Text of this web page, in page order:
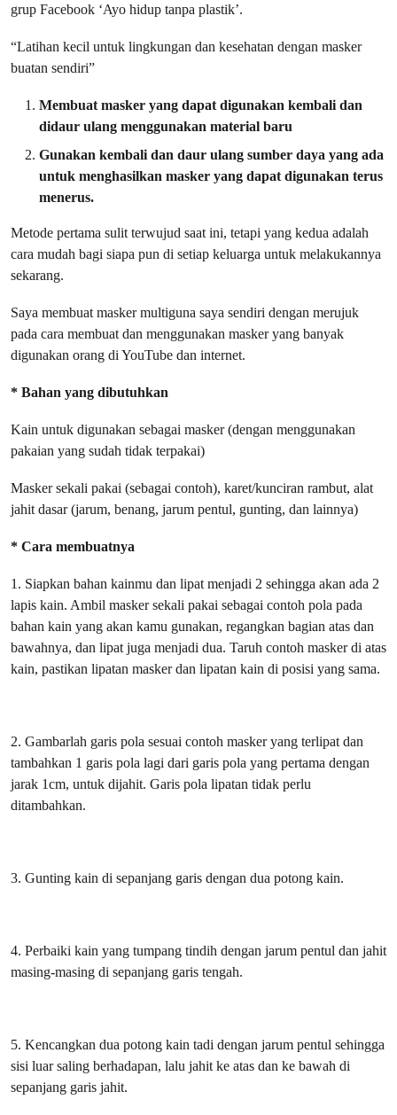
grup Facebook ‘Ayo hidup tanpa plastik’.
“Latihan kecil untuk lingkungan dan kesehatan dengan masker
buatan sendiri”
Membuat masker yang dapat digunakan kembali dan
didaur ulang menggunakan material baru
Gunakan kembali dan daur ulang sumber daya yang ada
untuk menghasilkan masker yang dapat digunakan terus
menerus.
Metode pertama sulit terwujud saat ini, tetapi yang kedua adalah
cara mudah bagi siapa pun di setiap keluarga untuk melakukannya
sekarang.
Saya membuat masker multiguna saya sendiri dengan merujuk
pada cara membuat dan menggunakan masker yang banyak
digunakan orang di YouTube dan internet.
* Bahan yang dibutuhkan
Kain untuk digunakan sebagai masker (dengan menggunakan
pakaian yang sudah tidak terpakai)
Masker sekali pakai (sebagai contoh), karet/kunciran rambut, alat
jahit dasar (jarum, benang, jarum pentul, gunting, dan lainnya)
* Cara membuatnya
1. Siapkan bahan kainmu dan lipat menjadi 2 sehingga akan ada 2
lapis kain. Ambil masker sekali pakai sebagai contoh pola pada
bahan kain yang akan kamu gunakan, regangkan bagian atas dan
bawahnya, dan lipat juga menjadi dua. Taruh contoh masker di atas
kain, pastikan lipatan masker dan lipatan kain di posisi yang sama.
2. Gambarlah garis pola sesuai contoh masker yang terlipat dan
tambahkan 1 garis pola lagi dari garis pola yang pertama dengan
jarak 1cm, untuk dijahit. Garis pola lipatan tidak perlu
ditambahkan.
3. Gunting kain di sepanjang garis dengan dua potong kain.
4. Perbaiki kain yang tumpang tindih dengan jarum pentul dan jahit
masing-masing di sepanjang garis tengah.
5. Kencangkan dua potong kain tadi dengan jarum pentul sehingga
sisi luar saling berhadapan, lalu jahit ke atas dan ke bawah di
sepanjang garis jahit.